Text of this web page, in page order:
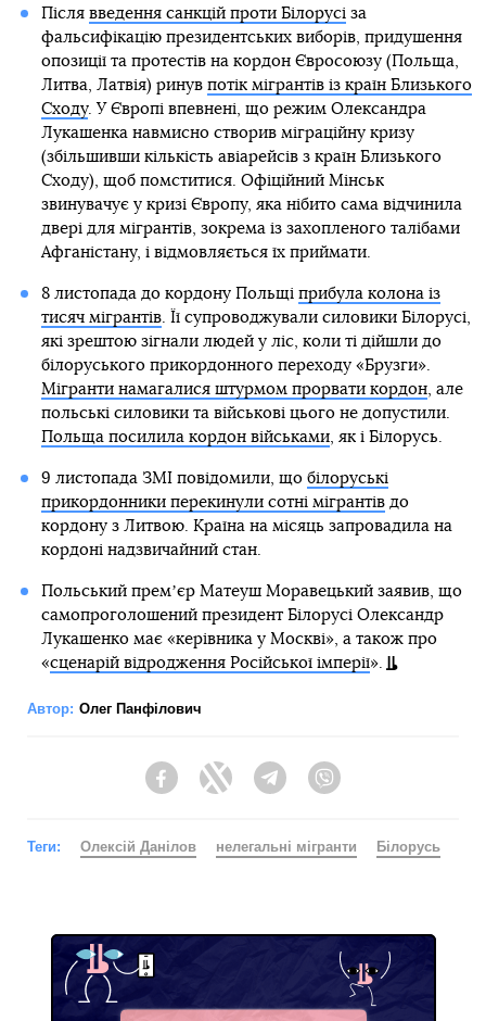
Після введення санкцій проти Білорусі за
фальсифікацію президентських виборів, придушення
опозиції та протестів на кордон Євросоюзу (Польща,
Литва, Латвія) ринув потік мігрантів із країн Близького
Сходу. У Європі впевнені, що режим Олександра
Лукашенка навмисно створив міграційну кризу
(збільшивши кількість авіарейсів з країн Близького
Сходу), щоб помститися. Офіційний Мінськ
звинувачує у кризі Європу, яка нібито сама відчинила
двері для мігрантів, зокрема із захопленого талібами
Афганістану, і відмовляється їх приймати.
8 листопада до кордону Польщі прибула колона із
тисяч мігрантів. Її супроводжували силовики Білорусі,
які зрештою зігнали людей у ліс, коли ті дійшли до
білоруського прикордонного переходу «Брузги».
Мігранти намагалися штурмом прорвати кордон, але
польські силовики та військові цього не допустили.
Польща посилила кордон військами, як і Білорусь.
9 листопада ЗМІ повідомили, що білоруські
прикордонники перекинули сотні мігрантівдо
кордону з Литвою. Країна на місяць запровадила на
кордоні надзвичайний стан.
Польський премʼєр Матеуш Моравецький заявив, що
самопроголошений президент Білорусі Олександр
Лукашенко має «керівника у Москві», а також про
«сценарій відродження Російської імперії».
Автор: Олег Панфілович
FacebookTwitter Telegram
Теги: Олексій Данілов нелегальні мігранти Білорусь